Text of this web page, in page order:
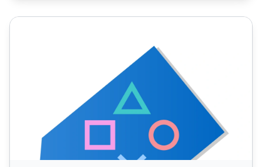
PS Deals Affiliate Programma